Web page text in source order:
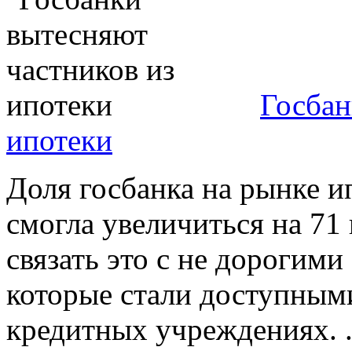
ипотеки
Доля госбанка на рынке
смогла увеличиться на
связать это с не
которые стали
кредитных учреждениях.